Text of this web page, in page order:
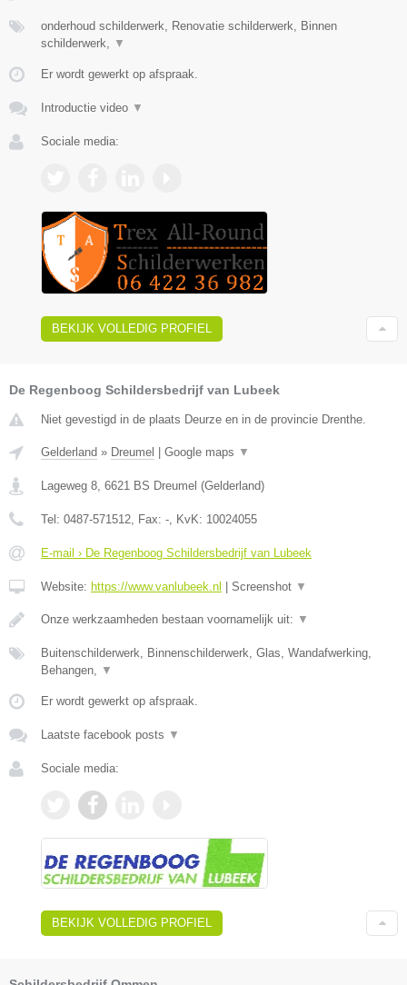
onderhoud schilderwerk, Renovatie schilderwerk, Binnen
schilderwerk,
▼
Er wordt gewerkt op afspraak.
Introductie video ▼
Sociale media:
BEKIJK VOLLEDIG PROFIEL
De Regenboog Schildersbedrijf van Lubeek
Niet gevestigd in de plaats Deurze en in de provincie Drenthe.
Gelderland » Dreumel Google maps ▼
Lageweg 8, 6621 BS Dreumel (Gelderland)
Tel: 0487-571512, Fax: -, KvK: 10024055
E-mail › De Regenboog Schildersbedrijf van Lubeek
Website: https://www.vanlubeek.nl Screenshot ▼
Onze werkzaamheden bestaan voornamelijk uit: ▼
Buitenschilderwerk, Binnenschilderwerk, Glas, Wandafwerking,
Behangen, ▼
Er wordt gewerkt op afspraak.
Laatste facebook posts ▼
Sociale media:
BEKIJK VOLLEDIG PROFIEL